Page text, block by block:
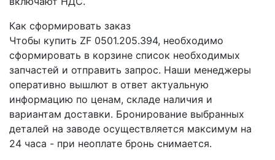
Как сформировать заказ
Чтобы купить ZF 0501.205.394, необходимо
сформировать в корзине список необходимых
запчастей и отправить запрос. Наши менеджеры
оперативно вышлют в ответ актуальную
информацию по ценам, складе наличия и
вариантам доставки. Бронирование выбранных
деталей на заводе осуществляется максимум на
24 часа - при неоплате бронь снимается.